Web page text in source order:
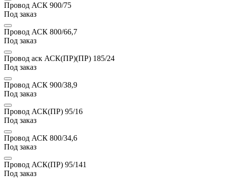
Провод АСК 900/75
Под заказ
Провод АСК 800/66,7
Под заказ
Провод аск АСК(ПР)(ПР) 185/24
Под заказ
Провод АСК 900/38,9
Под заказ
Провод АСК(ПР) 95/16
Под заказ
Провод АСК 800/34,6
Под заказ
Провод АСК(ПР) 95/141
Под заказ